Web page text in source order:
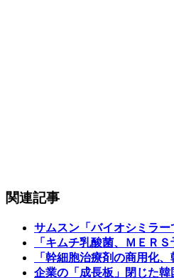
関連記事
サムスン「バイオシミラー
「キムチ乳酸菌、ＭＥＲ
「幹細胞治療剤の商用化
企業の「成長板」閉じた